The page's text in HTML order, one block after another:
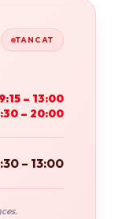
TANCAT
– 13:00
– 20:00
– 13:00